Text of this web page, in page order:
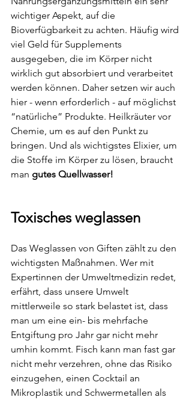
wichtiger Aspekt, auf die
Bioverfügbarkeit zu achten. Häufig wird
viel Geld für Supplements
ausgegeben, die im Körper nicht
wirklich gut absorbiert und verarbeitet
werden können. Daher setzen wir auch
hier - wenn erforderlich - auf möglichst
“natürliche” Produkte. Heilkräuter vor
Chemie, um es auf den Punkt zu
bringen. Und als wichtigstes Elixier, um
die Stoffe im Körper zu lösen, braucht
man gutes Quellwasser!
Toxisches weglassen
Das Weglassen von Giften zählt zu den
wichtigsten Maßnahmen. Wer mit
Expertinnen der Umweltmedizin redet,
erfährt, dass unsere Umwelt
mittlerweile so stark belastet ist, dass
man um eine ein- bis mehrfache
Entgiftung pro Jahr gar nicht mehr
umhin kommt. Fisch kann man fast gar
nicht mehr verzehren, ohne das Risiko
einzugehen, einen Cocktail an
Mikroplastik und Schwermetallen als